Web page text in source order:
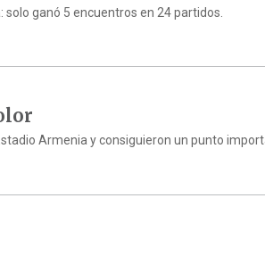
solo ganó 5 encuentros en 24 partidos.
Armenia y consiguieron un punto